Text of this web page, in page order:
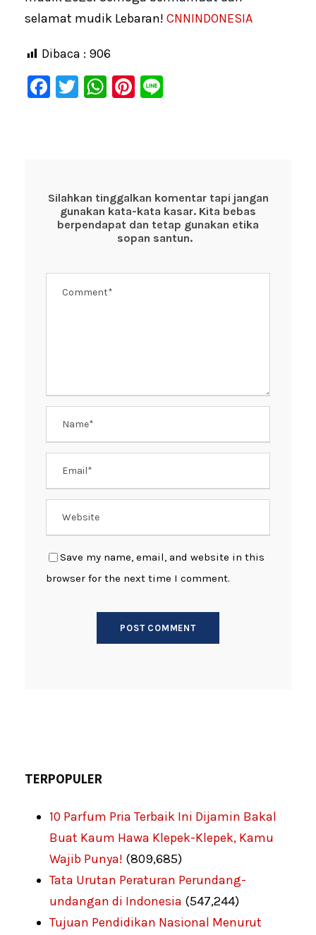
selamat mudik Lebaran! CNNINDONESIA
Dibaca : 906
F
o
o
T
W
p
p
Pi
Silahkan tinggalkan komentar tapi jangan
gunakan kata-kata kasar. Kita bebas
berpendapat dan tetap gunakan etika
sopan santun.
Save my name, email, and website in this
browser for the next time I comment.
TERPOPULER
10 Parfum Pria Terbaik Ini Dijamin Bakal
Buat Kaum Hawa Klepek-Klepek, Kamu
Wajib Punya! (809,685)
Tata Urutan Peraturan Perundang-
undangan di Indonesia (547,244)
Tujuan Pendidikan Nasional Menurut